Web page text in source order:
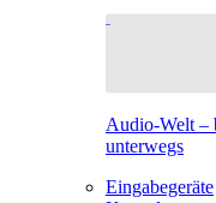
Audio-Welt –
unterwegs
Eingabegeräte